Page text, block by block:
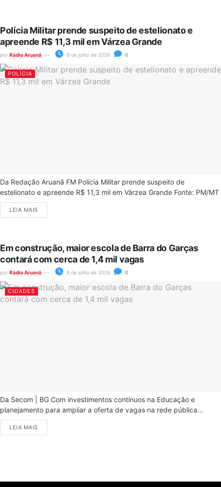
Polícia Militar prende suspeito de estelionato e
apreende R$ 11,3 mil em Várzea Grande
por Rádio Aruanã 8 de julho de 2026 0
POLÍCIA
Da Redação Aruanã FM Polícia Militar prende suspeito de
estelionato e apreende R$ 11,3 mil em Várzea Grande Fonte: PM/MT
LEIA MAIS
Em construção, maior escola de Barra do Garças
contará com cerca de 1,4 mil vagas
por Rádio Aruanã 8 de julho de 2026 0
CIDADES
Da Secom | BG Com investimentos contínuos na Educação e
planejamento para ampliar a oferta de vagas na rede pública...
LEIA MAIS